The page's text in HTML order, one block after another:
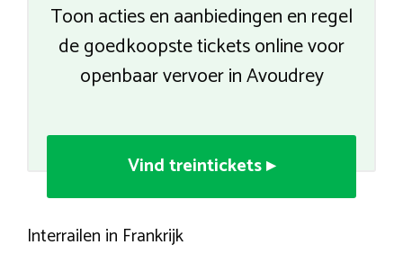
Toon acties en aanbiedingen en regel
de goedkoopste tickets online voor
openbaar vervoer in Avoudrey
Vind treintickets ▸
Interrailen in Frankrijk